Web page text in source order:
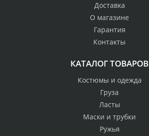
Доставка
О магазине
Гарантия
Контакты
КАТАЛОГ ТОВАРОВ
Костюмы и одежда
Груза
Ласты
Маски и трубки
Ружья